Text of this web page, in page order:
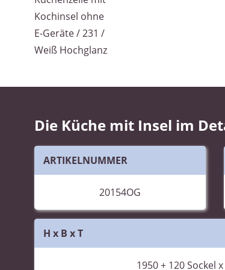
Die Küche mit Insel im
ARTIKELNUMMER
20154OG
H x B x T
1950 + 120Sockel x